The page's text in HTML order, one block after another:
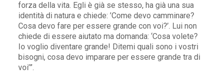
forza della vita. Egli è già se stesso, ha già una sua
identità di natura e chiede: ’Come devo camminare?
Cosa devo fare per essere grande con voi?’. Lui non
chiede di essere aiutato ma domanda: ‘Cosa volete?
Io voglio diventare grande! Ditemi quali sono i vostri
bisogni, cosa devo imparare per essere grande tra di
voi’”.